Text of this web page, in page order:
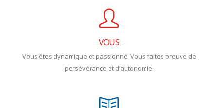
#NousSommesFiersDeVous
VOUS
Vous êtes dynamique et passionné. Vous faites preuve de
persévérance et d’autonomie.